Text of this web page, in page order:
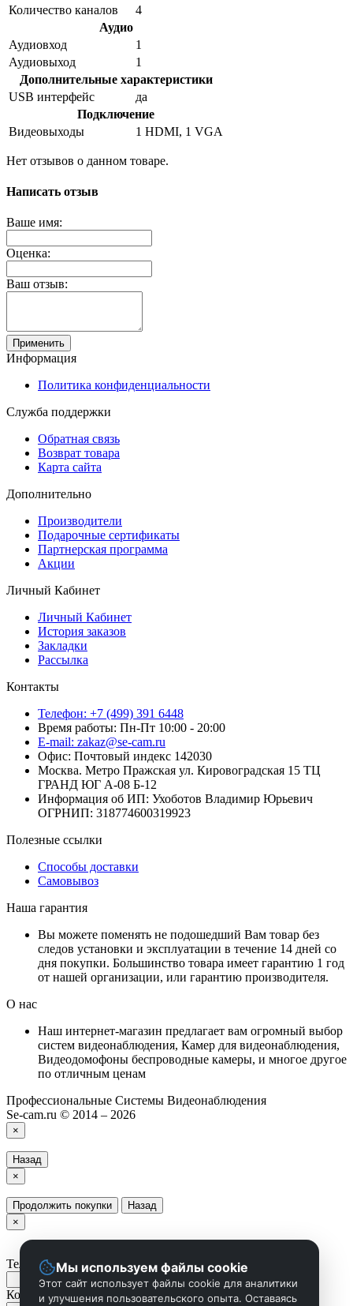
Количество каналов
4
Аудио
Аудиовход
1
Аудиовыход
1
Дополнительные характеристики
USB интерфейс
да
Подключение
Видеовыходы
1 HDMI, 1 VGA
Нет отзывов о данном товаре.
Написать отзыв
Ваше имя:
Оценка:
Ваш отзыв:
Применить
Информация
Политика конфиденциальности
Служба поддержки
Обратная связь
Возврат товара
Карта сайта
Дополнительно
Производители
Подарочные сертификаты
Партнерская программа
Акции
Личный Кабинет
Личный Кабинет
История заказов
Закладки
Рассылка
Контакты
Телефон: +7 (499) 391 6448
Время работы: Пн-Пт 10:00 - 20:00
E-mail: zakaz@se-cam.ru
Офис: Почтовый индекс 142030
Москва. Метро Пражская ул. Кировоградская 15 ТЦ
ГРАНД ЮГ А-08 Б-12
Информация об ИП: Ухоботов Владимир Юрьевич
ОГРНИП: 318774600319923
Полезные ссылки
Способы доставки
Самовывоз
Наша гарантия
Вы можете поменять не подошедший Вам товар без
следов установки и эксплуатации в течение 14 дней со
дня покупки. Большинство товара имеет гарантию 1 год
от нашей организации, или гарантию производителя.
О нас
Наш интернет-магазин предлагает вам огромный выбор
систем видеонаблюдения, Камер для видеонаблюдения,
Видеодомофоны беспроводные камеры, и многое другое
по отличным ценам
Профессиональные Системы Видеонаблюдения
Se-cam.ru © 2014 – 2026
×
Назад
×
Продолжить покупки
Назад
×
Телефон
Комментарий
Мы используем файлы cookie
Этот сайт использует файлы cookie для аналитики
и улучшения пользовательского опыта. Оставаясь